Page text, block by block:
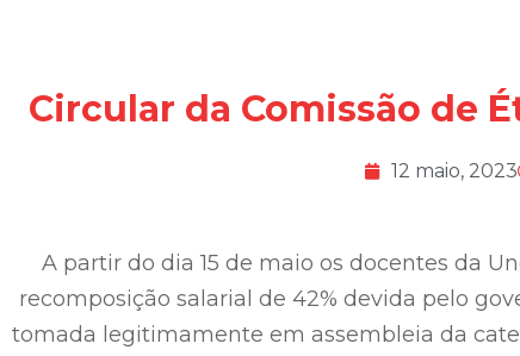
Circular da Comissão de
12 maio, 2023
A partir do dia 15 de maio os docentes da
recomposição salarial de 42% devida pelo
tomada legitimamente em assembleia da